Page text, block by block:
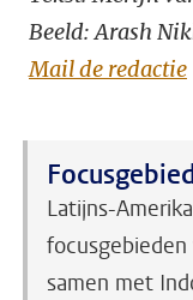
Beeld: Arash
Mail de redactie
Latijns-
samen met